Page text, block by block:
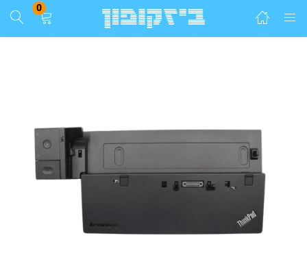
0
התחבר
זכור אותי